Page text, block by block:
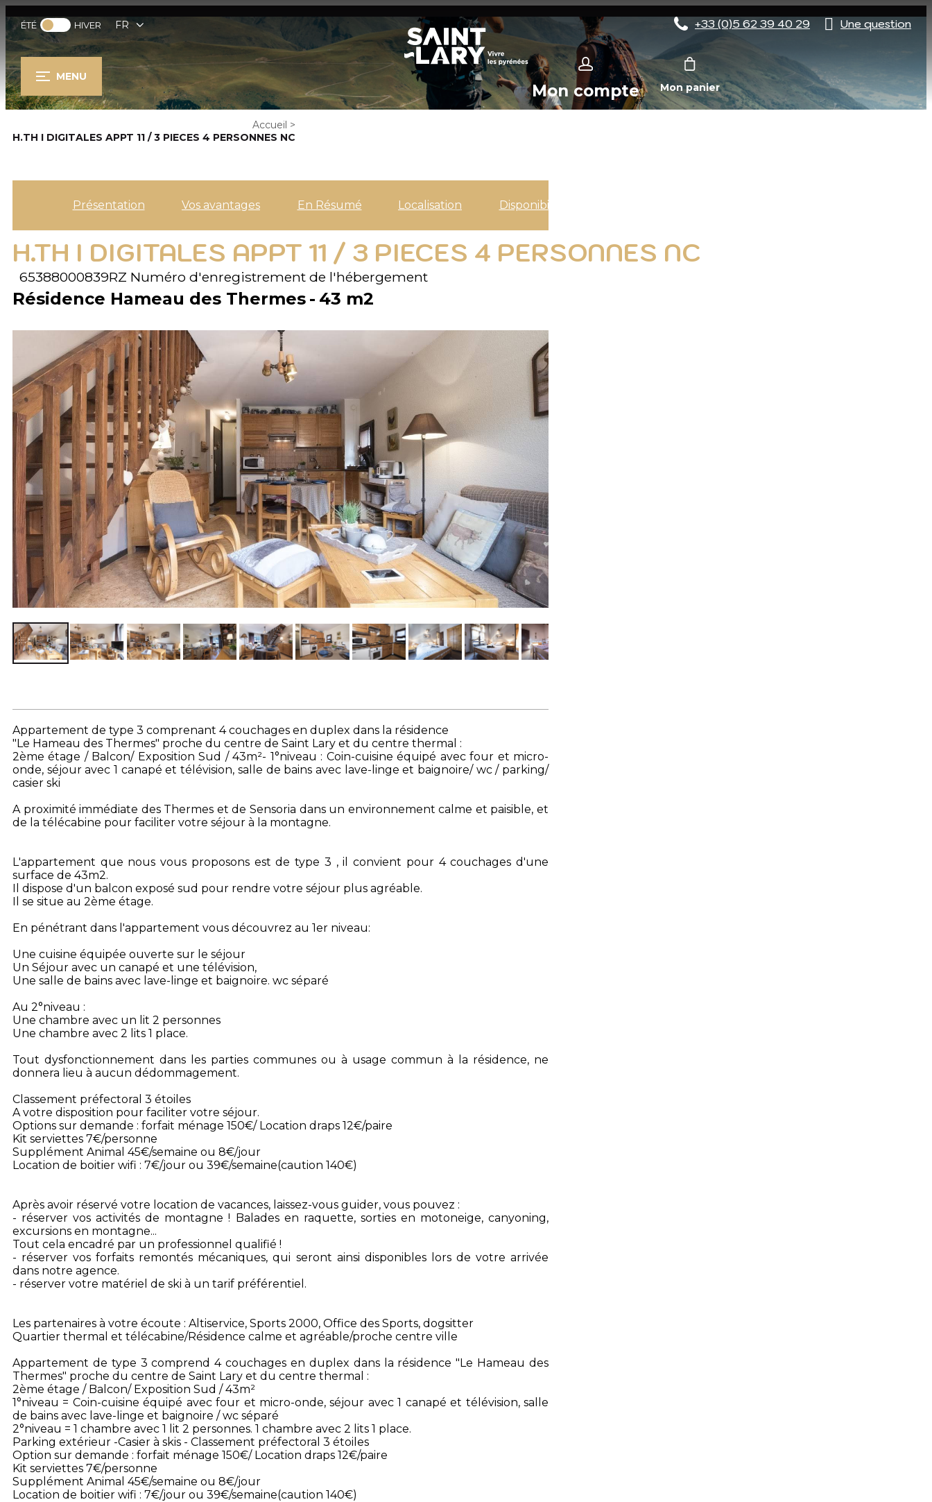
ÉTÉ HIVER FR +33 (0)5 62 39 40 29 Une question
MENU
Mon compte Mon panier
Accueil >
H.TH I DIGITALES APPT 11 / 3 PIECES 4 PERSONNES NC
Présentation Vos avantages En Résumé Localisation Disponibilités
H.TH I DIGITALES APPT 11 / 3 PIECES 4 PERSONNES NC
65388000839RZ Numéro d'enregistrement de l'hébergement
Résidence Hameau des Thermes 43 m2
Appartement de type 3 comprenant 4 couchages en duplex dans la résidence
"Le Hameau des Thermes" proche du centre de Saint Lary et du centre thermal :
2ème étage / Balcon/ Exposition Sud / 43m²- 1°niveau : Coin-cuisine équipé avec four et micro-
onde, séjour avec 1 canapé et télévision, salle de bains avec lave-linge et baignoire/ wc / parking/
casier ski
A proximité immédiate des Thermes et de Sensoria dans un environnement calme et paisible, et
de la télécabine pour faciliter votre séjour à la montagne.
L'appartement que nous vous proposons est de type 3 , il convient pour 4 couchages d'une
surface de 43m2.
Il dispose d'un balcon exposé sud pour rendre votre séjour plus agréable.
Il se situe au 2ème étage.
En pénétrant dans l'appartement vous découvrez au 1er niveau:
Une cuisine équipée ouverte sur le séjour
Un Séjour avec un canapé et une télévision,
Une salle de bains avec lave-linge et baignoire. wc séparé
Au 2°niveau :
Une chambre avec un lit 2 personnes
Une chambre avec 2 lits 1 place.
Tout dysfonctionnement dans les parties communes ou à usage commun à la résidence, ne
donnera lieu à aucun dédommagement.
Classement préfectoral 3 étoiles
A votre disposition pour faciliter votre séjour.
Options sur demande : forfait ménage 150€/ Location draps 12€/paire
Kit serviettes 7€/personne
Supplément Animal 45€/semaine ou 8€/jour
Location de boitier wifi : 7€/jour ou 39€/semaine(caution 140€)
Après avoir réservé votre location de vacances, laissez-vous guider, vous pouvez :
- réserver vos activités de montagne ! Balades en raquette, sorties en motoneige, canyoning,
excursions en montagne...
Tout cela encadré par un professionnel qualifié !
- réserver vos forfaits remontés mécaniques, qui seront ainsi disponibles lors de votre arrivée
dans notre agence.
- réserver votre matériel de ski à un tarif préférentiel.
Les partenaires à votre écoute : Altiservice, Sports 2000, Office des Sports, dogsitter
Quartier thermal et télécabine/Résidence calme et agréable/proche centre ville
Appartement de type 3 comprend 4 couchages en duplex dans la résidence "Le Hameau des
Thermes" proche du centre de Saint Lary et du centre thermal :
2ème étage / Balcon/ Exposition Sud / 43m²
1°niveau = Coin-cuisine équipé avec four et micro-onde, séjour avec 1 canapé et télévision, salle
de bains avec lave-linge et baignoire / wc séparé
2°niveau = 1 chambre avec 1 lit 2 personnes. 1 chambre avec 2 lits 1 place.
Parking extérieur -Casier à skis - Classement préfectoral 3 étoiles
Option sur demande : forfait ménage 150€/ Location draps 12€/paire
Kit serviettes 7€/personne
Supplément Animal 45€/semaine ou 8€/jour
Location de boitier wifi : 7€/jour ou 39€/semaine(caution 140€)